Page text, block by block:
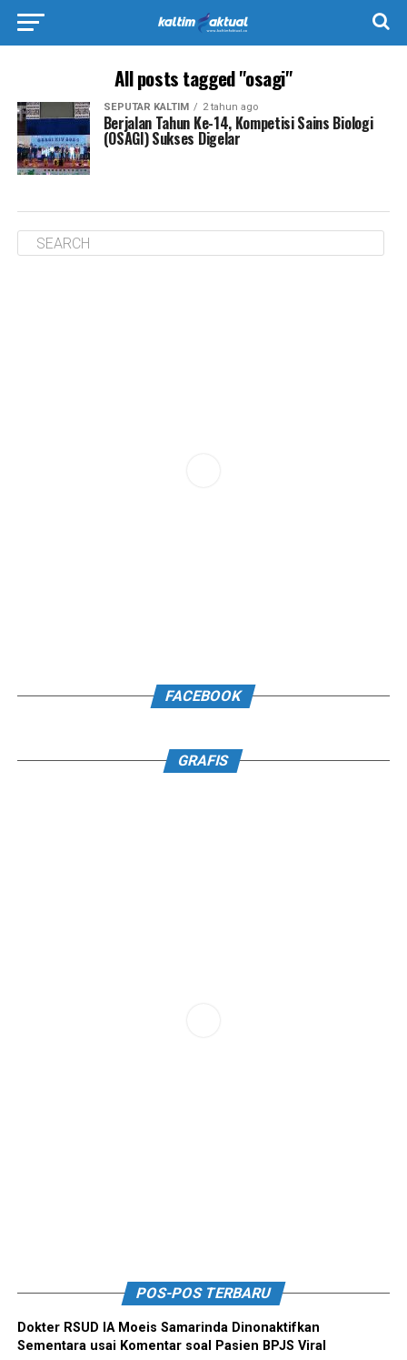
All posts tagged "osagi"
SEPUTAR KALTIM 2 tahun ago
Berjalan Tahun Ke-14, Kompetisi Sains Biologi
(OSAGI) Sukses Digelar
FACEBOOK
GRAFIS
POS-POS TERBARU
Dokter RSUD IA Moeis Samarinda Dinonaktifkan
Sementara usai Komentar soal Pasien BPJS Viral